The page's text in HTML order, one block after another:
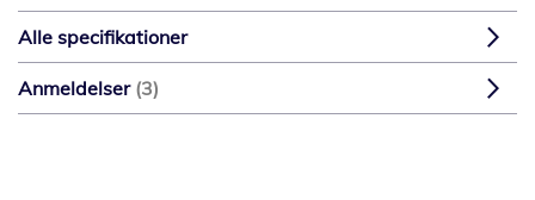
Alle specifikationer
Anmeldelser 3